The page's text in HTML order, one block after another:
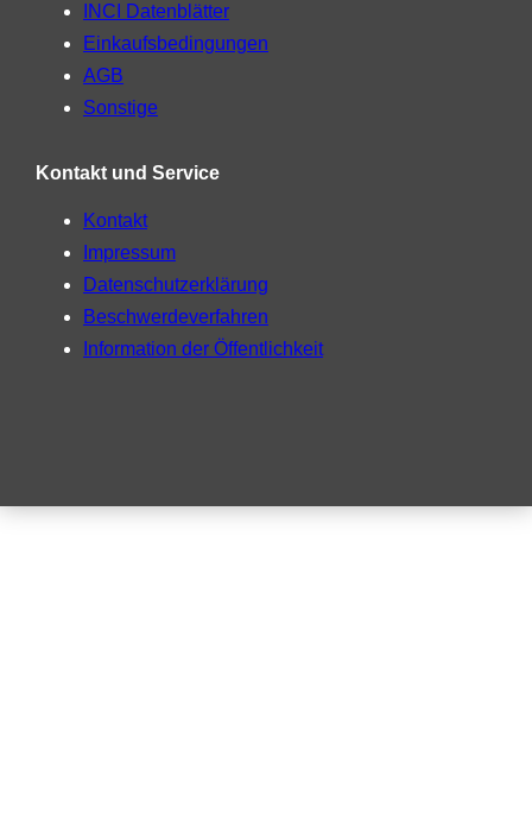
INCI Datenblätter
Einkaufsbedingungen
AGB
Sonstige
Kontakt und Service
Kontakt
Impressum
Datenschutzerklärung
Beschwerdeverfahren
Information der Öffentlichkeit